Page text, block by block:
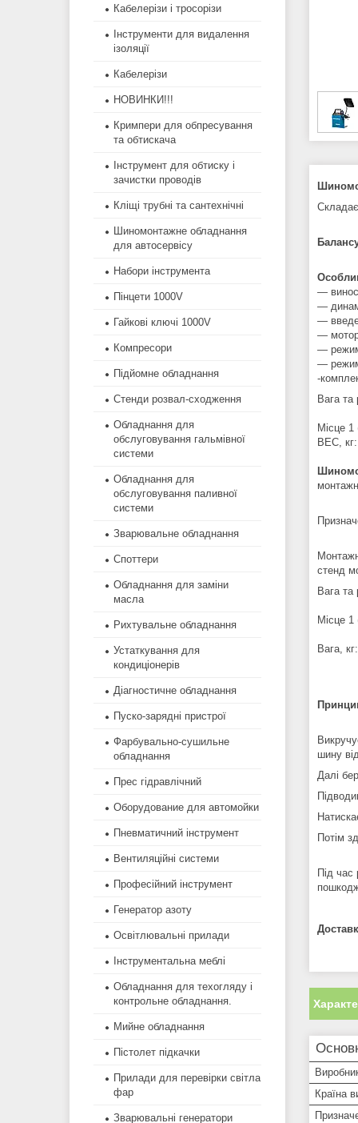
―
―
—
―
―
― режим
-
Вага та
Місце
ВЕС, кг:
стенд
Вага та
Місце
Вага,
шину
Далі
Потім
Під час
Країна
Кабелерізи і тросорізи
Інструменти для видалення
ізоляції
Кабелерізи
НОВИНКИ!!!
Кримпери для обпресування
та обтискача
Інструмент для обтиску і
зачистки проводів
Кліщі трубні та сантехнічні
Шиномонтажне обладнання
для автосервісу
Набори інструмента
Пінцети 1000V
Гайкові ключі 1000V
Компресори
Підйомне обладнання
Стенди розвал-сходження
Обладнання для
обслуговування гальмівної
системи
Обладнання для
обслуговування паливної
системи
Зварювальне обладнання
Споттери
Обладнання для заміни
масла
Рихтувальне обладнання
Устаткування для
кондиціонерів
Діагностичне обладнання
Пуско-зарядні пристрої
Фарбувально-сушильне
обладнання
Прес гідравлічний
Оборудование для автомойки
Пневматичний інструмент
Вентиляційні системи
Професійний інструмент
Генератор азоту
Освітлювальні прилади
Інструментальна меблі
Обладнання для техогляду і
контрольне обладнання.
Мийне обладнання
Пістолет підкачки
Прилади для перевірки світла
фар
Зварювальні генератори